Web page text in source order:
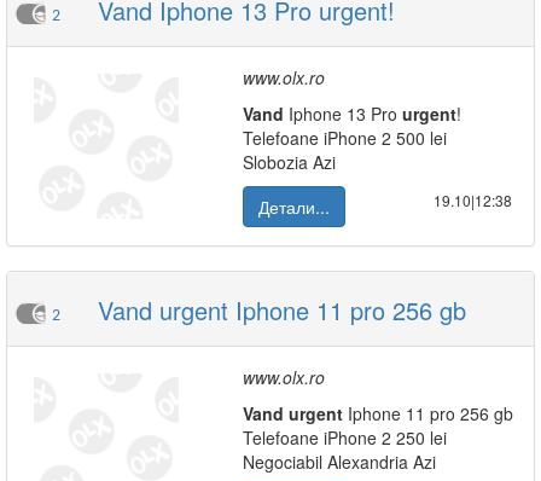
2 Vand Iphone 13 Pro urgent!
www.olx.ro
Vand Iphone 13 Pro urgent!
Telefoane iPhone 2 500 lei
Slobozia Azi
Детали...
19.10|12:38
2 Vand urgent Iphone 11 pro 256 gb
www.olx.ro
Vand urgent Iphone 11 pro 256 gb
Telefoane iPhone 2 250 lei
Negociabil Alexandria Azi